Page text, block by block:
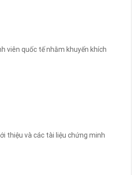
viên quốc tế nhằm khuyến khích
thiệu và các tài liệu chứng minh